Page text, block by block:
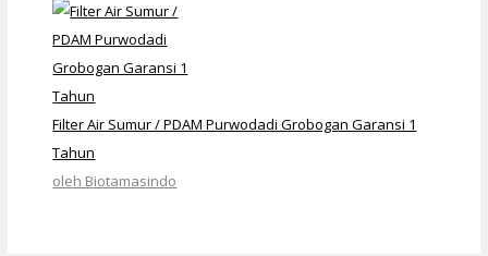
Filter Air Sumur / PDAM Purwodadi Grobogan Garansi 1
Tahun
oleh Biotamasindo